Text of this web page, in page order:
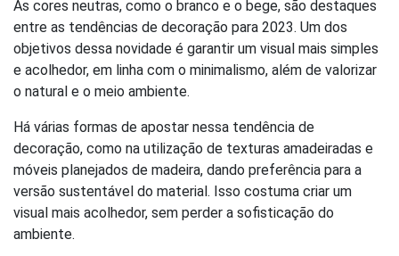
As cores neutras, como o branco e o bege, são destaques
entre as tendências de decoração para 2023. Um dos
objetivos dessa novidade é garantir um visual mais simples
e acolhedor, em linha com o minimalismo, além de valorizar
o natural e o meio ambiente.
Há várias formas de apostar nessa tendência de
decoração, como na utilização de texturas amadeiradas e
móveis planejados de madeira, dando preferência para a
versão sustentável do material. Isso costuma criar um
visual mais acolhedor, sem perder a sofisticação do
ambiente.